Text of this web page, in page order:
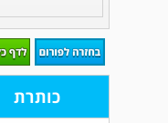
כותרת